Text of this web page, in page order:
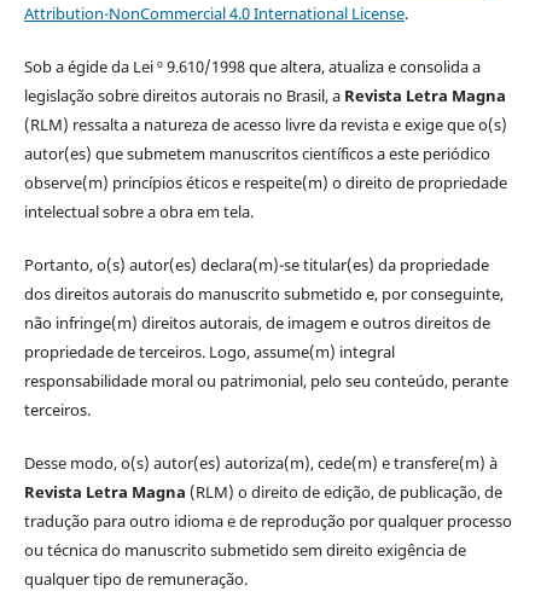
Attribution-NonCommercial 4.0 International License.
Sob a égide da Lei º 9.610/1998 que altera, atualiza e consolida a
legislação sobre direitos autorais no Brasil, a Revista Letra Magna
(RLM) ressalta a natureza de acesso livre da revista e exige que o(s)
autor(es) que submetem manuscritos científicos a este periódico
observe(m) princípios éticos e respeite(m) o direito de propriedade
intelectual sobre a obra em tela.
Portanto, o(s) autor(es) declara(m)-se titular(es) da propriedade
dos direitos autorais do manuscrito submetido e, por conseguinte,
não infringe(m) direitos autorais, de imagem e outros direitos de
propriedade de terceiros. Logo, assume(m) integral
responsabilidade moral ou patrimonial, pelo seu conteúdo, perante
terceiros.
Desse modo, o(s) autor(es) autoriza(m), cede(m) e transfere(m) à
Revista Letra Magna (RLM) o direito de edição, de publicação, de
tradução para outro idioma e de reprodução por qualquer processo
ou técnica do manuscrito submetido sem direito exigência de
qualquer tipo de remuneração.